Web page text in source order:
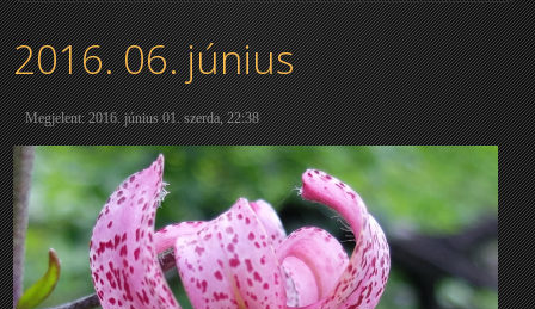
2016. 06. június
Megjelent: 2016. június 01. szerda, 22:38